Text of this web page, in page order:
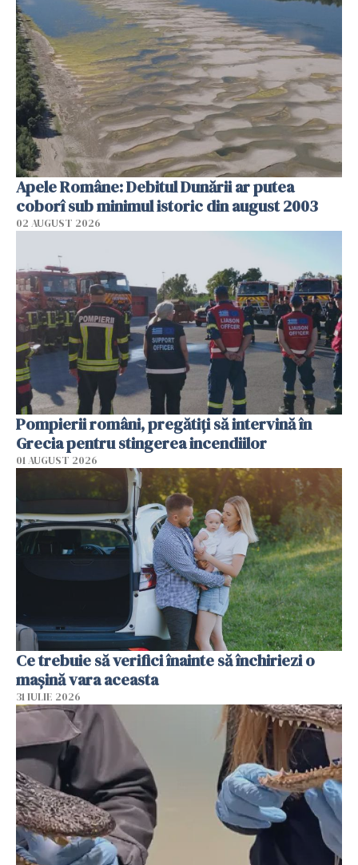
Apele Române: Debitul Dunării ar putea
coborî sub minimul istoric din august 2003
02 AUGUST 2026
Pompierii români, pregătiţi să intervină în
Grecia pentru stingerea incendiilor
01 AUGUST 2026
Ce trebuie să verifici înainte să închiriezi o
mașină vara aceasta
31 IULIE 2026